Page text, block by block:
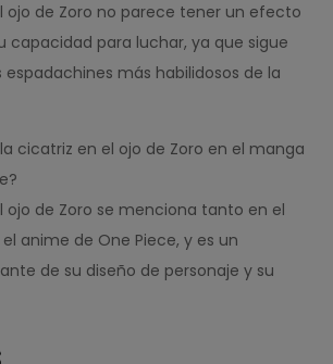
ojo de Zoro no parece tener un efecto
capacidad para luchar, ya que sigue
espadachines más habilidosos de la
cicatriz en el ojo de Zoro en el manga
ojo de Zoro se menciona tanto en el
anime de One Piece, y es un
de su diseño de personaje y su